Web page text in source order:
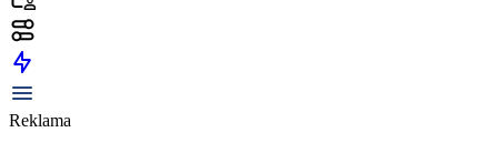
Reklama